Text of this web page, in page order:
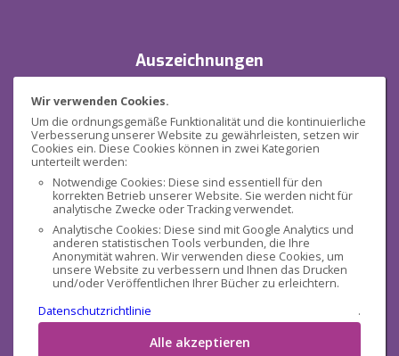
Wir verwenden Cookies.
Um die ordnungsgemäße Funktionalität und die kontinuierliche
Verbesserung unserer Website zu gewährleisten, setzen wir
Cookies ein. Diese Cookies können in zwei Kategorien
unterteilt werden:
Notwendige Cookies: Diese sind essentiell für den
korrekten Betrieb unserer Website. Sie werden nicht für
analytische Zwecke oder Tracking verwendet.
Analytische Cookies: Diese sind mit Google Analytics und
anderen statistischen Tools verbunden, die Ihre
Anonymität wahren. Wir verwenden diese Cookies, um
unsere Website zu verbessern und Ihnen das Drucken
und/oder Veröffentlichen Ihrer Bücher zu erleichtern.
Datenschutzrichtlinie
.
Alle akzeptieren
Auszeichnungen
Sicherheit
Sozialen Medien